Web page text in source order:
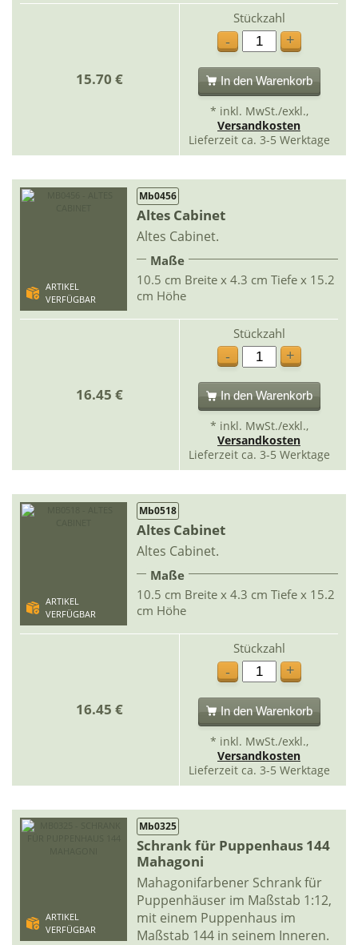
15.70 €
Stückzahl
-
+
In den Warenkorb
* inkl. MwSt./exkl.,
Versandkosten
Lieferzeit ca. 3-5 Werktage
ARTIKEL
VERFÜGBAR
Mb0456
Altes Cabinet
Altes Cabinet.
Maße
10.5 cm Breite x 4.3 cm Tiefe x 15.2
cm Höhe
16.45 €
Stückzahl
-
+
In den Warenkorb
* inkl. MwSt./exkl.,
Versandkosten
Lieferzeit ca. 3-5 Werktage
ARTIKEL
VERFÜGBAR
Mb0518
Altes Cabinet
Altes Cabinet.
Maße
10.5 cm Breite x 4.3 cm Tiefe x 15.2
cm Höhe
16.45 €
Stückzahl
-
+
In den Warenkorb
* inkl. MwSt./exkl.,
Versandkosten
Lieferzeit ca. 3-5 Werktage
ARTIKEL
VERFÜGBAR
Mb0325
Schrank für Puppenhaus 144
Mahagoni
Mahagonifarbener Schrank für
Puppenhäuser im Maßstab 1:12,
mit einem Puppenhaus im
Maßstab 144 in seinem Inneren.